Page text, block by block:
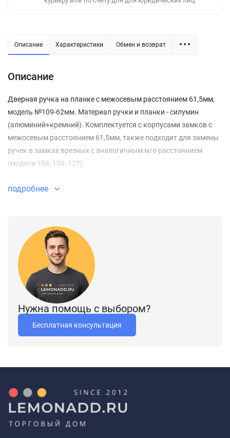
Описание Характеристики Обмен и возврат
Описание
Дверная ручка на планке с межосевым расстоянием 61,5мм,
модель №109-62мм. Материал ручки и планки - силумин
(алюминий+кремний). Комплектуется с корпусами замков с
межосевым расстоянием 61,5мм, также подходит для замены
ручек в замках врезных с аналогичным м/о расстоянием
(модели 108, 109, 127).
подробнее
Нужна помощь с выбором?
Бесплатная консультация